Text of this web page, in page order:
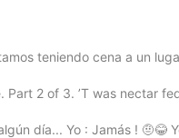
teniendo cena a un
2 of 3. ’T was nectar
día... Yo : Jamás ! 🤨😂